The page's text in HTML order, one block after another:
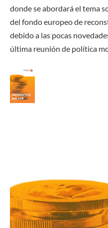
donde se abordará el tema
del fondo europeo de
debido a las pocas
última reunión de política